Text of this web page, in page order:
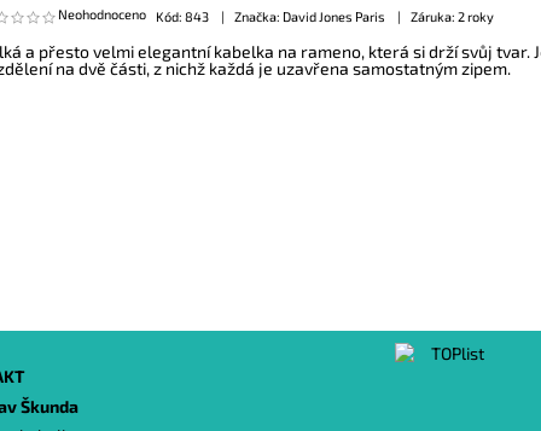
Neohodnoceno Kód: 843 Značka: David Jones Paris Záruka: 2 roky
a přesto velmi elegantní kabelka na rameno, která si drží svůj tvar.
na dvě části, z nichž každá je uzavřena samostatným zipem.
Škunda